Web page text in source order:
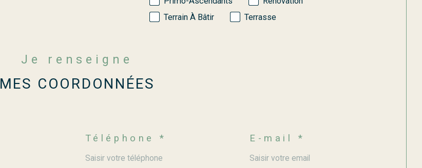
Terrain À Bâtir
Terrasse
Je renseigne
MES COORDONNÉES
Téléphone * E-mail *